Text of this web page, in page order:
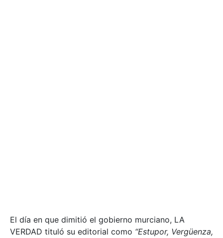
El día en que dimitió el gobierno murciano, LA
VERDAD tituló su editorial como “Estupor, Vergüenza,